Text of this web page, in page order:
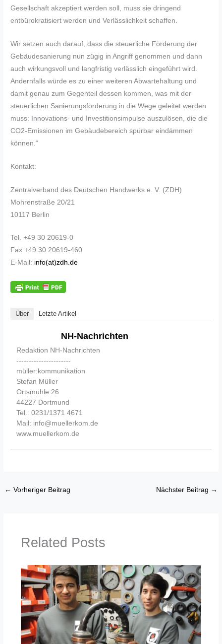
Gesellschaft akzeptiert werden soll, muss sie dringend
entbürokratisiert werden und Verlässlichkeit schaffen.
Wir setzen auch darauf, dass die steuerliche Förderung der
Gebäudesanierung nun zügig in Angriff genommen und dann
auch wirkungsvoll und langfristig verlässlich eingeführt wird.
Andernfalls würde es zu einer weiteren Abwartehaltung und
damit genau zum Gegenteil dessen kommen, was mit der
steuerlichen Sanierungsförderung in die Wege geleitet werden
muss: Innovations- und Investitionsimpulse auszulösen, die die
CO2-Emissionen im Gebäudebereich spürbar eindämmen
können.“
Kontakt:
Zentralverband des Deutschen Handwerks e. V. (ZDH)
Mohrenstraße 20/21
10117 Berlin
Tel. +49 30 20619-0
Fax +49 30 20619-460
E-Mail: info(at)zdh.de
Über Letzte Artikel
NH-Nachrichten
Redaktion NH-Nachrichten
----------------------
müller:kommunikation
Stefan Müller
Ortsmühle 26
44227 Dortmund
Tel.: 0231/1371 4671
Mail: info@muellerkom.de
www.muellerkom.de
← Vorheriger Beitrag Nächster Beitrag →
Related Posts